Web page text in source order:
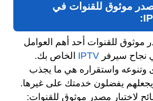
مصدر موثوق للقنوات في
موثوق للقنوات أحد أهم العوامل
نجاح سيرفر IPTV الخاص بك.
وتنوعه واستقراره هي ما يجذب
يفضلون خدمتك على غيرها.
لاختيار مصدر موثوق للقنوات: